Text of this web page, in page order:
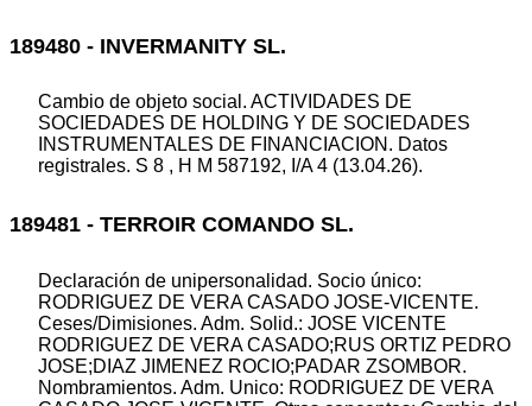
189480 - INVERMANITY SL.
Cambio de objeto social. ACTIVIDADES DE
SOCIEDADES DE HOLDING Y DE SOCIEDADES
INSTRUMENTALES DE FINANCIACION. Datos
registrales. S 8 , H M 587192, I/A 4 (13.04.26).
189481 - TERROIR COMANDO SL.
Declaración de unipersonalidad. Socio único:
RODRIGUEZ DE VERA CASADO JOSE-VICENTE.
Ceses/Dimisiones. Adm. Solid.: JOSE VICENTE
RODRIGUEZ DE VERA CASADO;RUS ORTIZ PEDRO
JOSE;DIAZ JIMENEZ ROCIO;PADAR ZSOMBOR.
Nombramientos. Adm. Unico: RODRIGUEZ DE VERA